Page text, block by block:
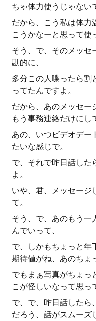
ちゃ体力使うじゃない
だから、こう私は体力
こうかなーと思って使
そう、で、そのメッセ
勘的に、
多分この人喋ったら割
ってたんですよ。
だから、あのメッセー
もう事務連絡だけにし
あの、いつビデオデー
たいな感じで。
で、それで昨日話した
よ。
いや、君、メッセージ
て。
そう、で、あのもう一
んでいって、
で、しかもちょっと年
期待値がね、あのちょ
でもまぁ写真がちょっ
こが怪しいなって思っ
で、で、昨日話したら
だろう、話がスムーズ